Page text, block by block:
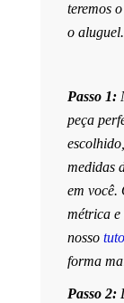
teremos
o aluguel.
Passo 1:
peça
medidas
em você.
métrica e
nosso
forma
Passo 2: